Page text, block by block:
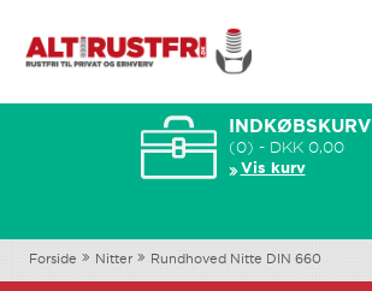
INDKØBSKURV
(0) - DKK 0,00
Vis kurv
Forside Nitter Rundhoved Nitte DIN 660